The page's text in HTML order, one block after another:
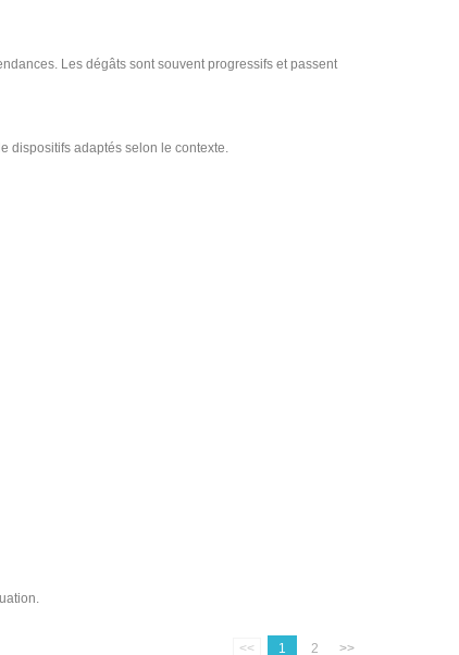
Les dégâts sont souvent progressifs et passent
dispositifs adaptés selon le contexte.
<< 1 2 >>